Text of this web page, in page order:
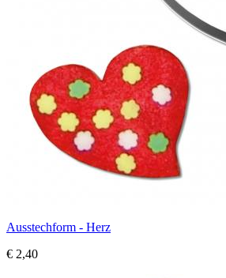
Ausstechform - Herz
€ 2,40